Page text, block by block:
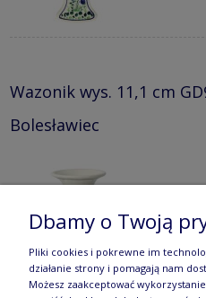
Wazonik wys. 11,1 cm
Bolesławiec
Dbamy o Twoją
Pliki cookies i pokrewne im
działanie strony i pomagają nam
Możesz zaakceptować